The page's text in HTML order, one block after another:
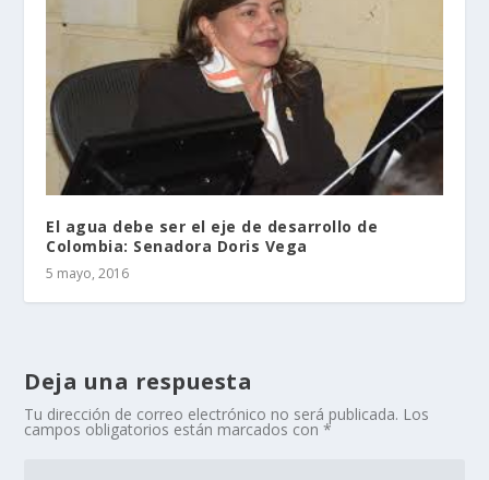
El agua debe ser el eje de desarrollo de
Colombia: Senadora Doris Vega
5 mayo, 2016
Deja una respuesta
Tu dirección de correo electrónico no será publicada. Los
campos obligatorios están marcados con*